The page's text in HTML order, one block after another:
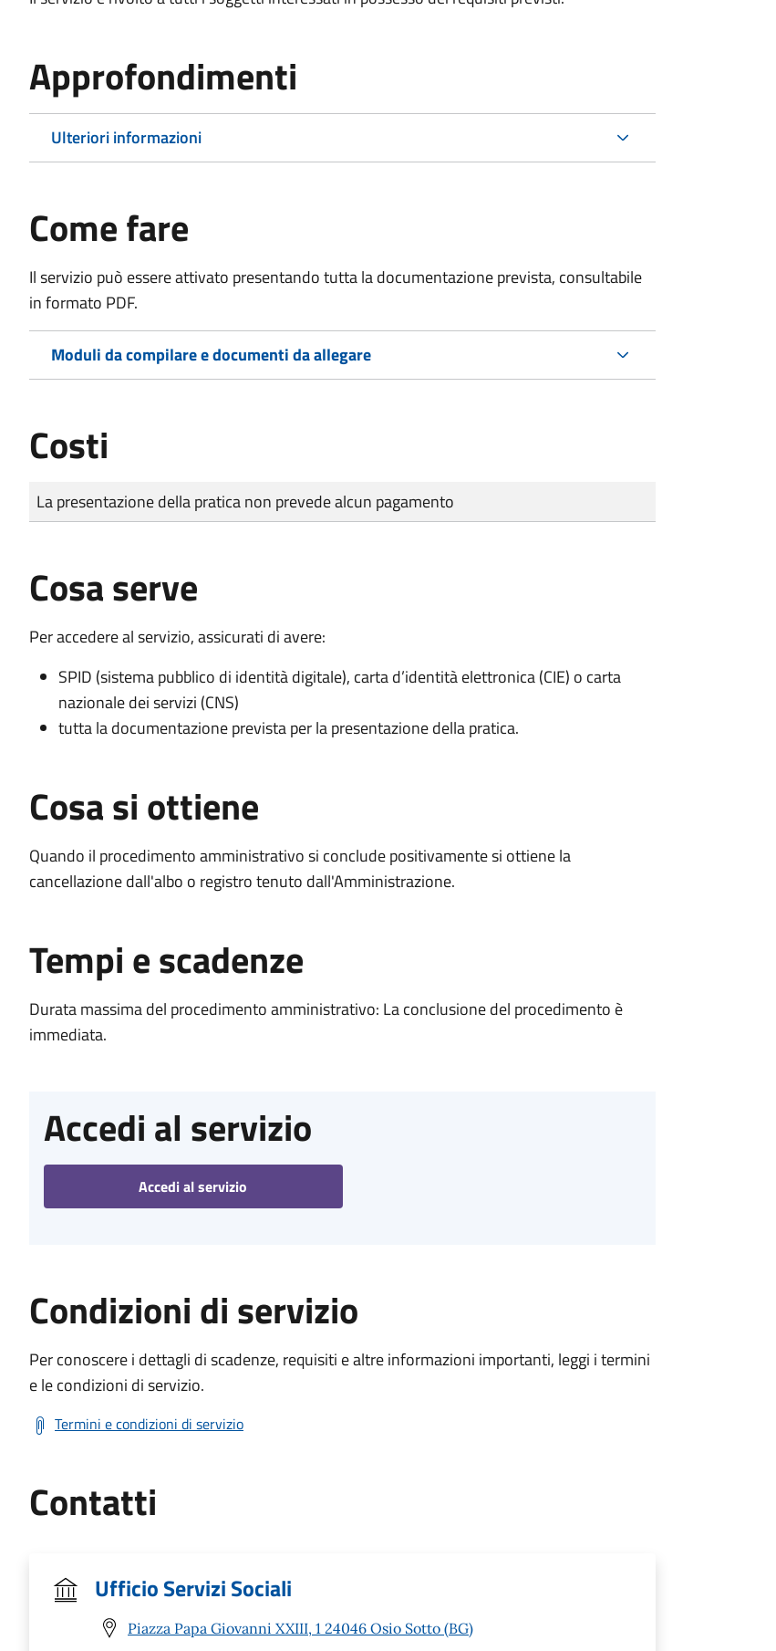
Approfondimenti
Ulteriori informazioni
Come fare
Il servizio può essere attivato presentando tutta la documentazione prevista, consultabile
in formato PDF.
Moduli da compilare e documenti da allegare
Costi
Tipo di pagamento
Importo
La presentazione della pratica non prevede alcun pagamento
Cosa serve
Per accedere al servizio, assicurati di avere:
SPID (sistema pubblico di identità digitale), carta d’identità elettronica (CIE) o carta
nazionale dei servizi (CNS)
tutta la documentazione prevista per la presentazione della pratica.
Cosa si ottiene
Quando il procedimento amministrativo si conclude positivamente si ottiene la
cancellazione dall'albo o registro tenuto dall'Amministrazione.
Tempi e scadenze
Durata massima del procedimento amministrativo: La conclusione del procedimento è
immediata.
Accedi al servizio
Accedi al servizio
Condizioni di servizio
Per conoscere i dettagli di scadenze, requisiti e altre informazioni importanti, leggi i termini
e le condizioni di servizio.
Termini e condizioni di servizio
Contatti
Ufficio Servizi Sociali
Piazza Papa Giovanni XXIII, 1 24046 Osio Sotto (BG)